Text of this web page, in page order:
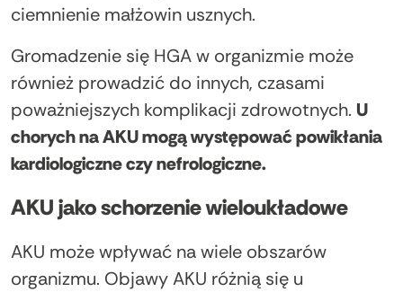
ciemnienie małżowin usznych.
Gromadzenie się HGA w organizmie może
również prowadzić do innych, czasami
poważniejszych komplikacji zdrowotnych. U
chorych na AKU mogą występować powikłania
kardiologiczne czy nefrologiczne.
AKU jako schorzenie wieloukładowe
AKU może wpływać na wiele obszarów
organizmu. Objawy AKU różnią się u